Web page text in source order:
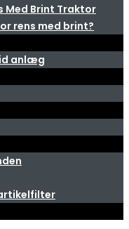
Med Brint Traktor
rens med brint?
anlæg